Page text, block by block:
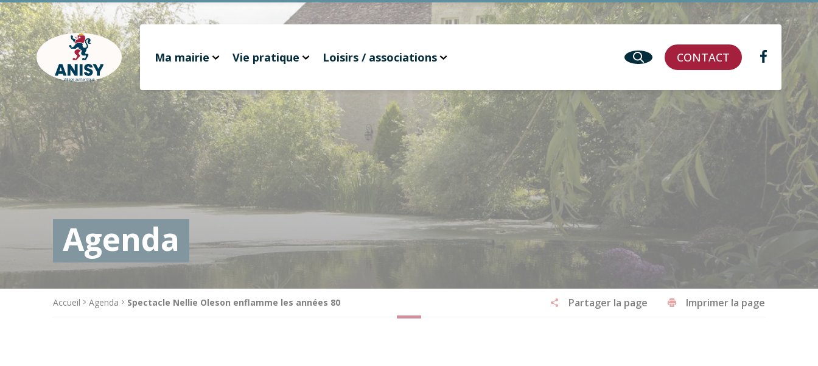
Ma mairie Vie pratique Loisirs / associations CONTACT
Agenda
Accueil Agenda Spectacle Nellie Oleson enflamme les années 80 Partager la page Imprimer la page
Gestion des couleurs :
Défaut
Contraste
Mode sombre
Police adaptée (dyslexie) :
Inactif
Actif
Interlignage :
Par défaut
Augmenté
Alignement du texte :
Taille du texte :
Très petite
Petite Défaut Grande
Très grande
Affichage des images & vidéos :
Par défaut
Masquées
Cookies management panel